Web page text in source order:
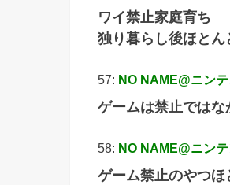
ワイ禁止家庭育ち
独り暮らし後ほと
57: NO NAME@ニン
ゲームは禁止では
58: NO NAME@ニン
ゲーム禁止のやつ